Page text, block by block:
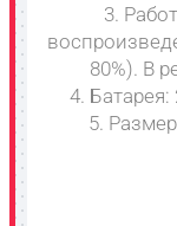
3.
80%). В
4.
5.